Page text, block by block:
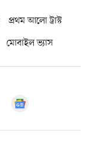
প্রথম আলো ট্রাস্ট
মোবাইল ভ্যাস